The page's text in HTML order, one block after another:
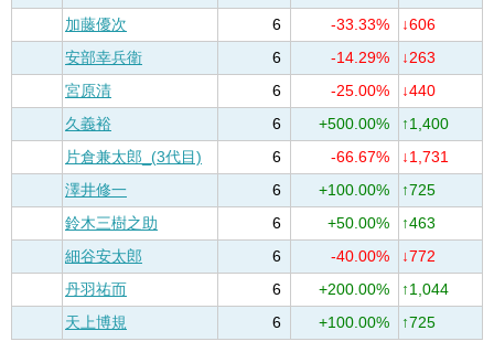
加藤優次
6 -33.33%
↓606
安部幸兵衛
6 -14.29%
↓263
宮原清
6 -25.00%
↓440
久義裕
6 +500.00%
↑1,400
片倉兼太郎_(3代目)
6 -66.67%
↓1,731
澤井修一
6 +100.00%
↑725
鈴木三樹之助
6 +50.00%
↑463
細谷安太郎
6 -40.00%
↓772
丹羽祐而
6 +200.00%
↑1,044
天上博規
6 +100.00% ↑725